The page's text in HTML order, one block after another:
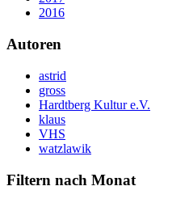
2016
Autoren
astrid
gross
Hardtberg Kultur e.V.
klaus
VHS
watzlawik
Filtern nach Monat